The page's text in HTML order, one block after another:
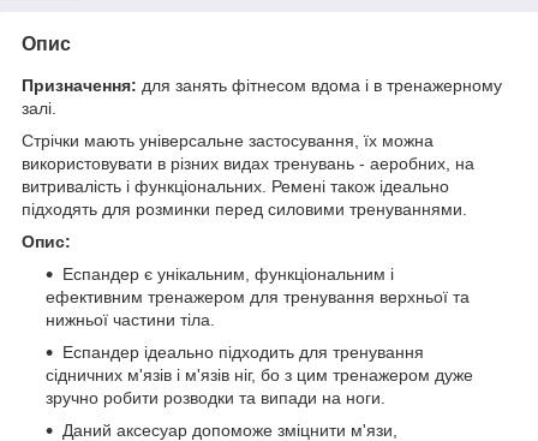
Опис
Призначення: для занять фітнесом вдома і в тренажерному
залі.
Стрічки мають універсальне застосування, їх можна
використовувати в різних видах тренувань - аеробних, на
витривалість і функціональних. Ремені також ідеально
підходять для розминки перед силовими тренуваннями.
Опис:
Еспандер є унікальним, функціональним і
ефективним тренажером для тренування верхньої та
нижньої частини тіла.
Еспандер ідеально підходить для тренування
сідничних м'язів і м'язів ніг, бо з цим тренажером дуже
зручно робити розводки та випади на ноги.
Даний аксесуар допоможе зміцнити м'язи,